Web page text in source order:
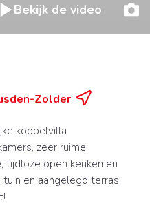
Bekijk de video
Zolder
koppelvilla
zeer ruime
open keuken en
en aangelegd terras.